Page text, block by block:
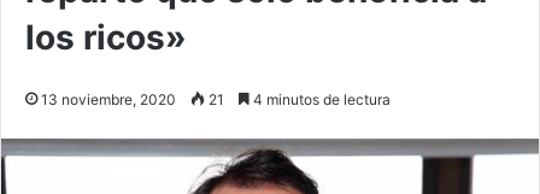
los ricos»
13 noviembre, 2020 21 4 minutos de lectura